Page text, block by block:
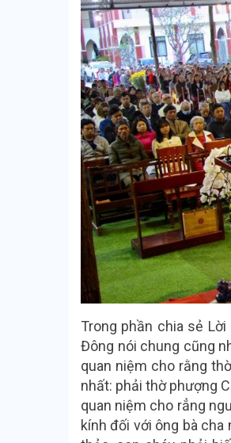
Trong phần chia sẻ
Đông nói chung cũng
quan niệm cho rằng
nhất: phải thờ phượng
quan niệm cho rẳng
kính đối với ông bà